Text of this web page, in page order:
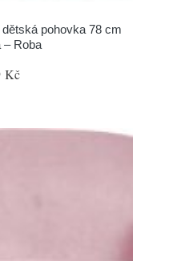
pohovka 78 cm
– Roba
Kč